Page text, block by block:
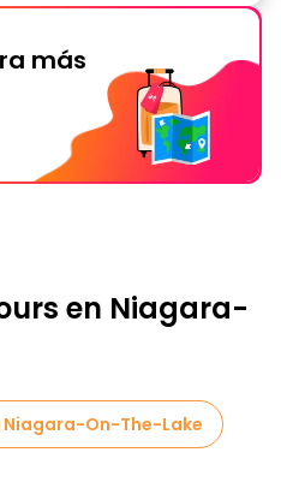
más
en Niagara-
On-The-Lake